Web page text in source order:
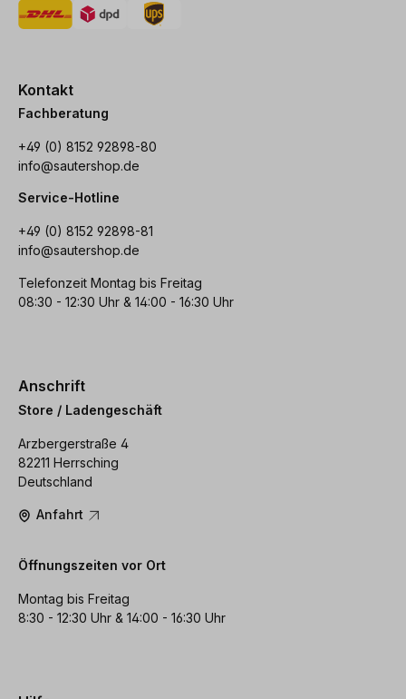
Kontakt
Fachberatung
+49 (0) 8152 92898-80
info@sautershop.de
Service-Hotline
+49 (0) 8152 92898-81
info@sautershop.de
Telefonzeit Montag bis Freitag
08:30 - 12:30 Uhr & 14:00 - 16:30 Uhr
Anschrift
Store / Ladengeschäft
Arzbergerstraße 4
82211 Herrsching
Deutschland
Anfahrt
Öffnungszeiten vor Ort
Montag bis Freitag
8:30 - 12:30 Uhr & 14:00 - 16:30 Uhr